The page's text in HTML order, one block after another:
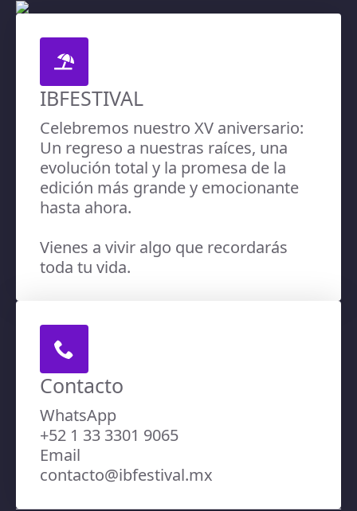
IBFESTIVAL
Celebremos nuestro XV aniversario:
Un regreso a nuestras raíces, una
evolución total y la promesa de la
edición más grande y emocionante
hasta ahora.
Vienes a vivir algo que recordarás
toda tu vida.
Contacto
WhatsApp
+52 1 33 3301 9065
Email
contacto@ibfestival.mx